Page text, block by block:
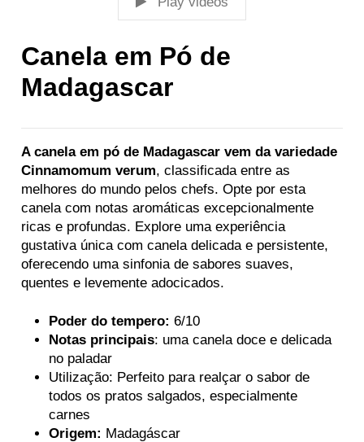
Canela em Pó de
Madagascar
A canela em pó de Madagascar vem da variedade
Cinnamomum verum, classificada entre as
melhores do mundo pelos chefs. Opte por esta
canela com notas aromáticas excepcionalmente
ricas e profundas. Explore uma experiência
gustativa única com canela delicada e persistente,
oferecendo uma sinfonia de sabores suaves,
quentes e levemente adocicados.
Poder do tempero: 6/10
Notas principais: uma canela doce e delicada
no paladar
Utilização: Perfeito para realçar o sabor de
todos os pratos salgados, especialmente
carnes
Origem: Madagáscar